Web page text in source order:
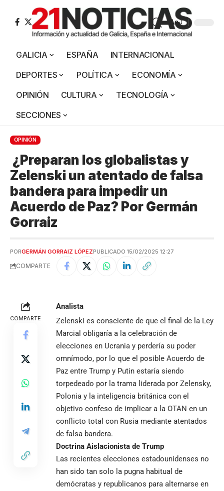
Aa
GALICIA ESPAÑA
INTERNACIONAL
DEPORTES
POLÍTICA
ECONOMÍA
OPINIÓN
CULTURA
TECNOLOGÍA
SECCIONES
OPINIÓN
¿Preparan los globalistas y
Zelenski un atentado de falsa
bandera para impedir un
Acuerdo de Paz? Por Germán
Gorraiz
PORGERMÁN GORRAIZ LÓPEZPUBLICADO 15/02/2025 12:27
COMPARTE
COMPARTE
Analista
Zelenski es consciente de que el final de la Ley
Marcial obligaría a la celebración de
elecciones en Ucrania y perdería su poder
omnímodo, por lo que el posible Acuerdo de
Paz entre Trump y Putin estaría siendo
torpedeado por la trama liderada por Zelensky,
Polonia y la inteligencia británica con el
objetivo confeso de implicar a la OTAN en un
conflicto total con Rusia mediante atentados
de falsa bandera.
Doctrina Aislacionista de Trump
Las recientes elecciones estadounidenses no
han sido tan solo la pugna habitual de
demócratas y republicanos para alternarse en